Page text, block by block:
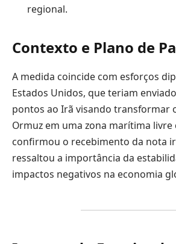
regional.
Contexto e Plano de
A medida coincide com esforços
Estados Unidos, que teriam
pontos ao Irã visando transformar
Ormuz em uma zona marítima livre
confirmou o recebimento da nota
ressaltou a importância da
impactos negativos na economia